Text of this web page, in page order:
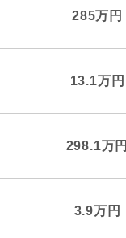
285万円
13.1万円
298.1万
3.9万円